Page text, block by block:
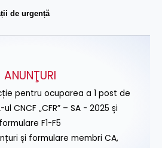
de urgență
ANUNŢURI
pentru ocuparea a 1 post de
CNCF „CFR” – SA - 2025 și
formulare F1-F5
și formulare membri CA,